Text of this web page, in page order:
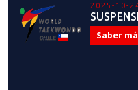
2025-10-
Saber